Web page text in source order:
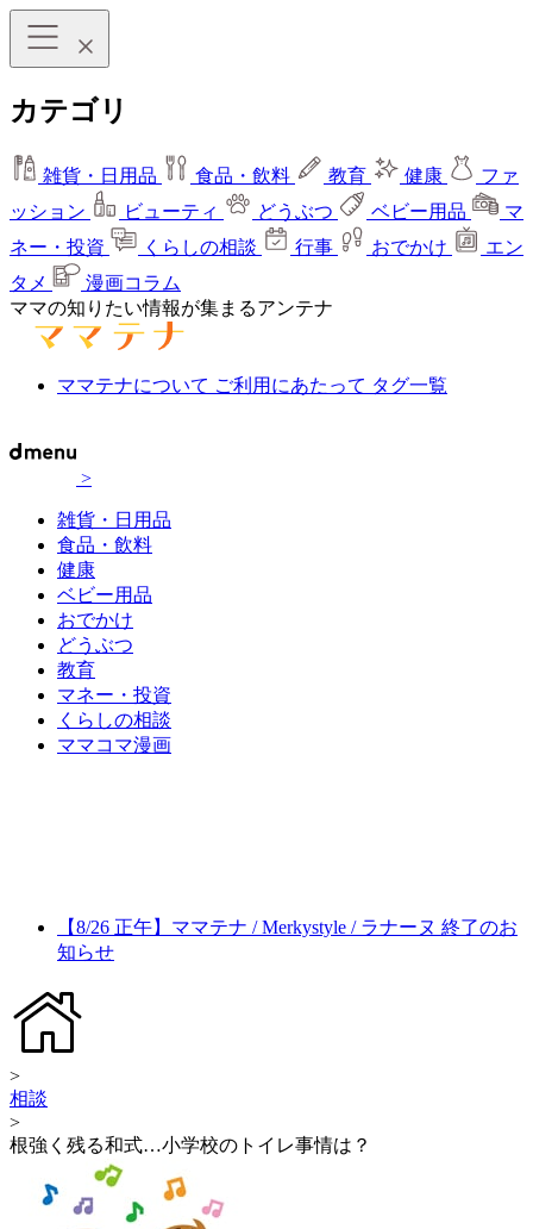
カテゴリ
雑貨・日用品 食品・飲料 教育 健康
ファ
ッション
ビューティ どうぶつ ベビー用品
マ
ネー・投資
くらしの相談 行事 おでかけ
エン
タメ
漫画コラム
ママの知りたい情報が集まるアンテナ
ママテナについて ご利用にあたって タグ一覧
>
雑貨・日用品
食品・飲料
健康
ベビー用品
おでかけ
どうぶつ
教育
マネー・投資
くらしの相談
ママコマ漫画
【8/26 正午】ママテナ / Merkystyle / ラナーヌ 終了のお
知らせ
>
相談
>
根強く残る和式…小学校のトイレ事情は？